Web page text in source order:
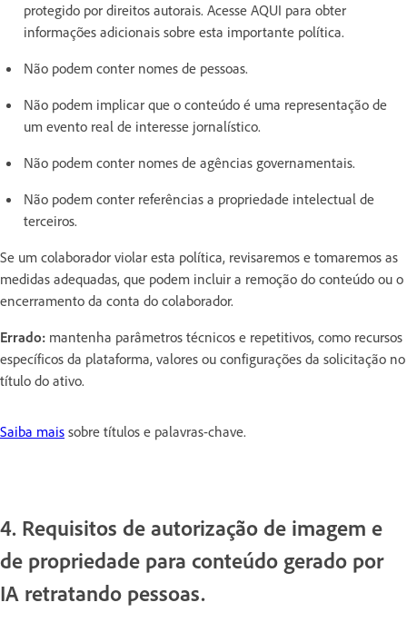
protegido por direitos autorais. Acesse AQUI para obter
informações adicionais sobre esta importante política.
Não podem conter nomes de pessoas.
Não podem implicar que o conteúdo é uma representação de
um evento real de interesse jornalístico.
Não podem conter nomes de agências governamentais.
Não podem conter referências a propriedade intelectual de
terceiros.
Se um colaborador violar esta política, revisaremos e tomaremos as
medidas adequadas, que podem incluir a remoção do conteúdo ou o
encerramento da conta do colaborador.
Errado: mantenha parâmetros técnicos e repetitivos, como recursos
específicos da plataforma, valores ou configurações da solicitação no
título do ativo.
Saiba mais sobre títulos e palavras-chave.
4. Requisitos de autorização de imagem e
de propriedade para conteúdo gerado por
IA retratando pessoas.